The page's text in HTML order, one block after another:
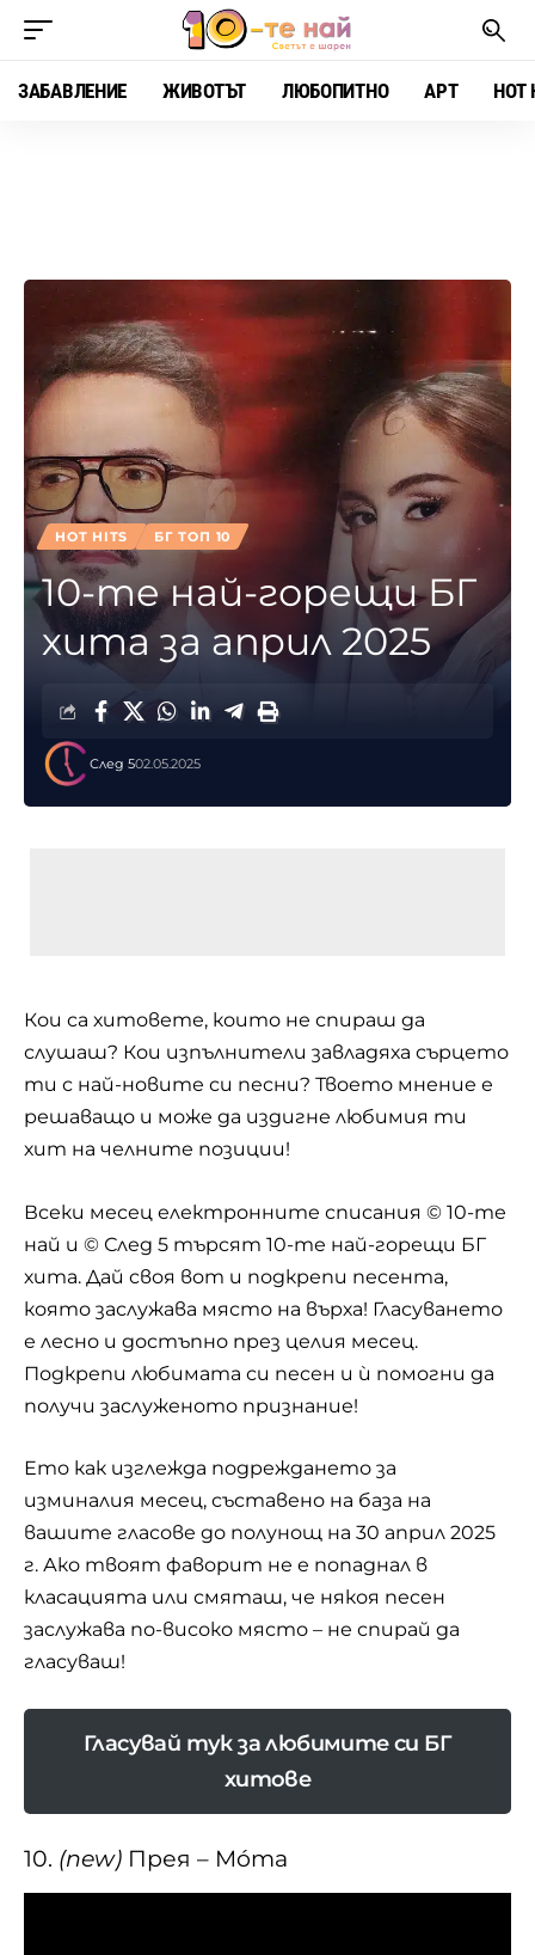
ЗАБАВЛЕНИЕ ЖИВОТЪТ ЛЮБОПИТНО АРТ HOT
HOT HITS БГ ТОП 10
10-те най-горещи БГ
хита за април 2025
След 502.05.2025
Кои са хитовете, които не спираш да
слушаш? Кои изпълнители завладяха сърцето
ти с най-новите си песни? Твоето мнение е
решаващо и може да издигне любимия ти
хит на челните позиции!
Всеки месец електронните списания © 10-те
най и © След 5 търсят 10-те най-горещи БГ
хита. Дай своя вот и подкрепи песента,
която заслужава място на върха! Гласуването
е лесно и достъпно през целия месец.
Подкрепи любимата си песен и ѝ помогни да
получи заслуженото признание!
Ето как изглежда подреждането за
изминалия месец, съставено на база на
вашите гласове до полунощ на 30 април 2025
г. Ако твоят фаворит не е попаднал в
класацията или смяташ, че някоя песен
заслужава по-високо място – не спирай да
гласуваш!
Гласувай тук за любимите си БГ
хитове
10. (new) Прея – Móma